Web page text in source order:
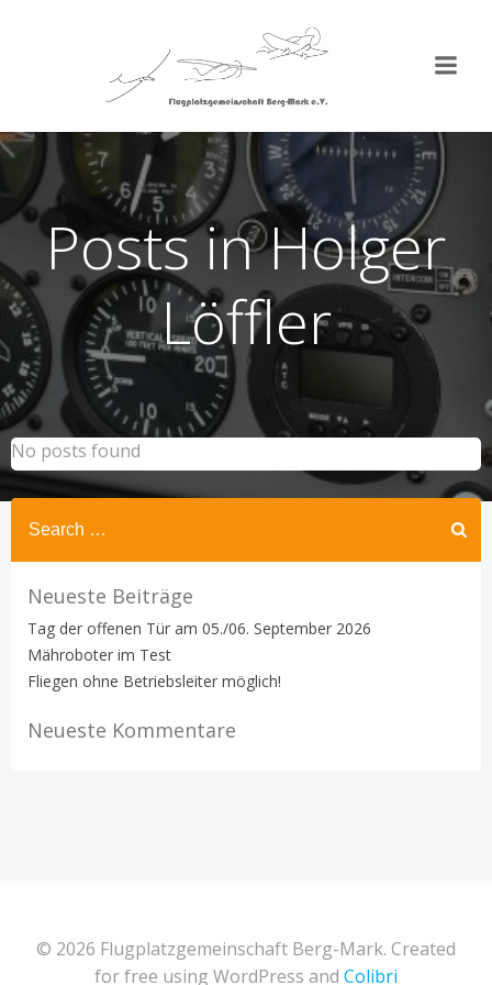
Inhalt
springen
Posts inHolger
Löffler
No posts found
Search
for:
Neueste Beiträge
Tag der offenen Tür am 05./06. September 2026
Mähroboter im Test
Fliegen ohne Betriebsleiter möglich!
Neueste Kommentare
© 2026 Flugplatzgemeinschaft Berg-Mark. Created
for free using WordPress and Colibri